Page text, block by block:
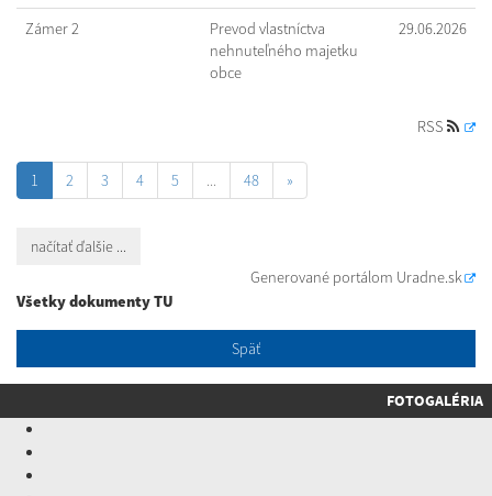
Zámer 2
Prevod vlastníctva
nehnuteľného majetku
obce
29.06.2026
RSS
1 2 3 4 5 ... 48 »
načítať ďalšie ...
Generované portálom Uradne.sk
Všetky dokumenty TU
Späť
FOTOGALÉRIA